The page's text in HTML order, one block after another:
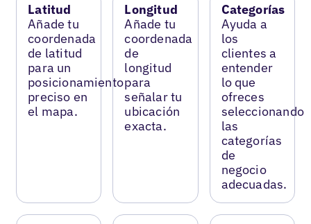
Latitud
Añade tu
coordenada
de latitud
para un
posicionamiento
preciso en
el mapa.
Longitud
Añade tu
coordenada
de
longitud
para
señalar tu
ubicación
exacta.
Categorías
Ayuda a
los
clientes a
entender
lo que
ofreces
seleccionando
las
categorías
de
negocio
adecuadas.